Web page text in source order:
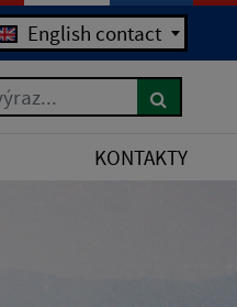
English contact
KONTAKTY